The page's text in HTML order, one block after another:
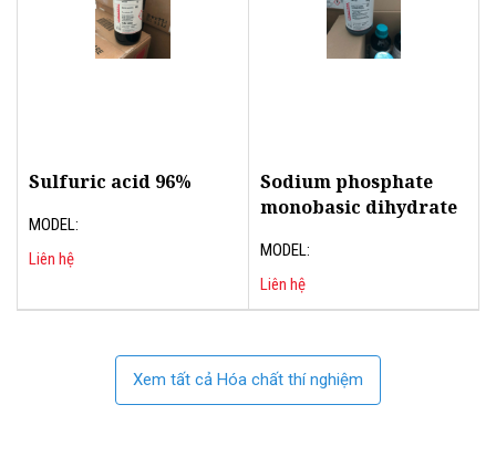
Sulfuric acid 96%
MODEL:
Liên hệ
Sodium phosphate
monobasic dihydrate
MODEL:
Liên hệ
Xem tất cả Hóa chất thí nghiệm